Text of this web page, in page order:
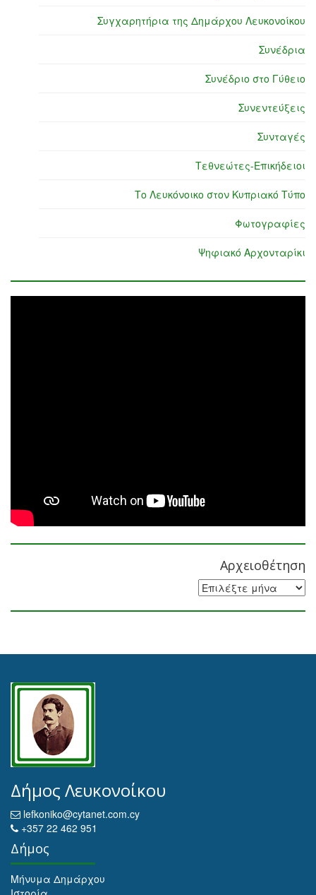
Συγχαρητήρια της Δημάρχου Λευκονοίκου
Συνέδρια
Συνέδριο στο Γύθειο
Συνεντεύξεις
Συνταγές
Τεθνεώτες-Επικήδειοι
Το Λευκόνοικο στον Κυπριακό Τύπο
Φωτογραφίες
Ψηφιακό Αρχονταρίκι
Αρχειοθέτηση
Αρχειοθέτηση
Δήμος Λευκονοίκου
lefkoniko@cytanet.com.cy
+357 22 462 951
Δήμος
Μήνυμα Δημάρχου